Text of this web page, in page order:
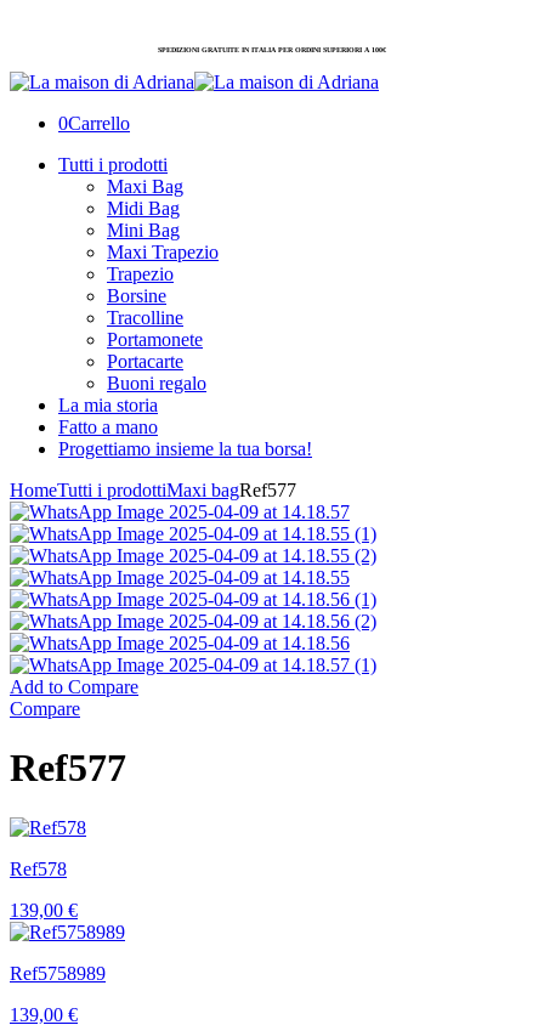
SPEDIZIONI GRATUITE IN ITALIA PER ORDINI SUPERIORI A 100€
0Carrello
Tutti i prodotti
Maxi Bag
Midi Bag
Mini Bag
Maxi Trapezio
Trapezio
Borsine
Tracolline
Portamonete
Portacarte
Buoni regalo
La mia storia
Fatto a mano
Progettiamo insieme la tua borsa!
HomeTutti i prodottiMaxi bagRef577
Add to Compare
Compare
Ref577
Ref578
139,00 €
Ref5758989
139,00 €